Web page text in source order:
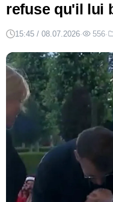
refuse qu'il lui
15:45 / 08.07.2026· 556·